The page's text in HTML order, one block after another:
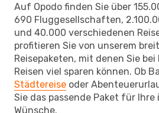
Auf Opodo finden Sie über
690 Fluggesellschaften,
und 40.000 verschiedenen
profitieren Sie von unserem
Reisepaketen, mit denen Sie
Reisen viel sparen können. Ob
Städtereise oder
Sie das passende Paket für
Wünsche.